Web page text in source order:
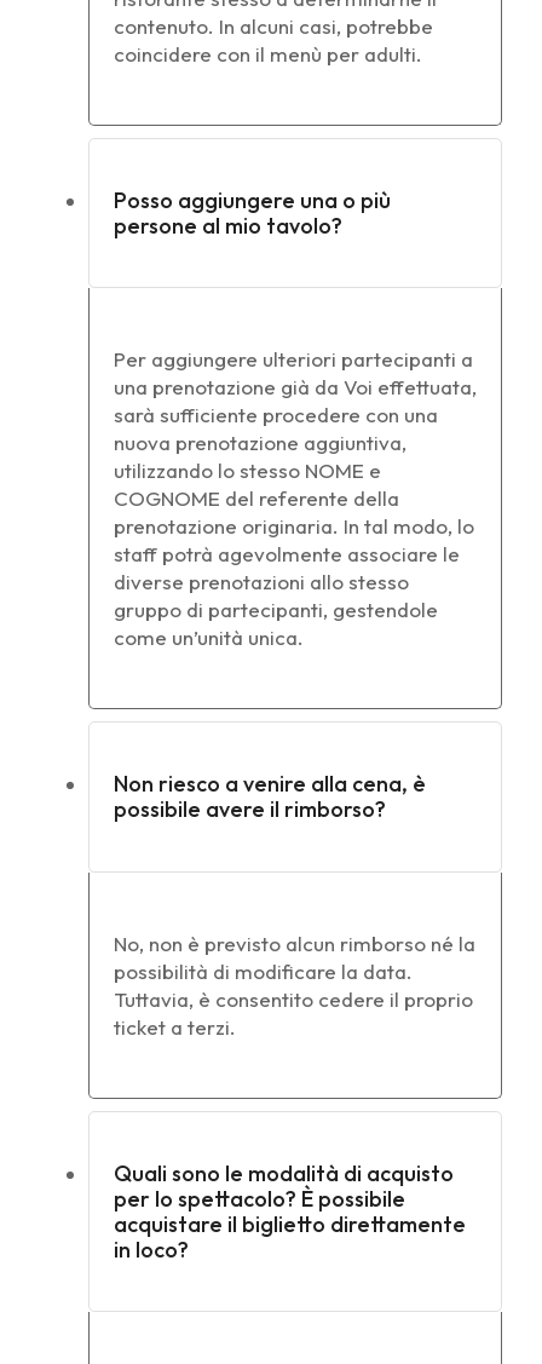
contenuto. In alcuni casi, potrebbe
coincidere con il menù per adulti.
Posso aggiungere una o più
persone al mio tavolo?
Per aggiungere ulteriori partecipanti a
una prenotazione già da Voi effettuata,
sarà sufficiente procedere con una
nuova prenotazione aggiuntiva,
utilizzando lo stesso NOME e
COGNOME del referente della
prenotazione originaria. In tal modo, lo
staff potrà agevolmente associare le
diverse prenotazioni allo stesso
gruppo di partecipanti, gestendole
come un’unità unica.
Non riesco a venire alla cena, è
possibile avere il rimborso?
No, non è previsto alcun rimborso né la
possibilità di modificare la data.
Tuttavia, è consentito cedere il proprio
ticket a terzi.
Quali sono le modalità di acquisto
per lo spettacolo? È possibile
acquistare il biglietto direttamente
in loco?